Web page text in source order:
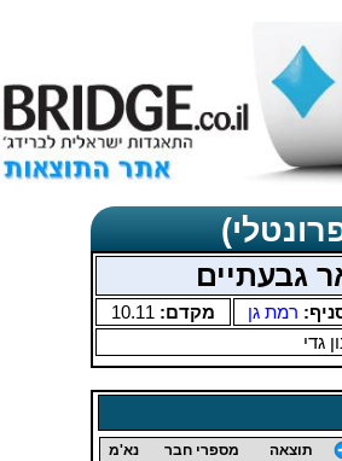
גבעתיים
רמת גן מקדם: 10.11
גדי
תוצאה מספרי חבר נא'מ